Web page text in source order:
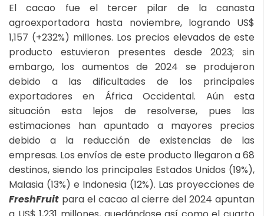
El cacao fue el tercer pilar de la canasta
agroexportadora hasta noviembre, logrando US$
1,157 (+232%) millones. Los precios elevados de este
producto estuvieron presentes desde 2023; sin
embargo, los aumentos de 2024 se produjeron
debido a las dificultades de los principales
exportadores en África Occidental. Aún esta
situación esta lejos de resolverse, pues las
estimaciones han apuntado a mayores precios
debido a la reducción de existencias de las
empresas. Los envíos de este producto llegaron a 68
destinos, siendo los principales Estados Unidos (19%),
Malasia (13%) e Indonesia (12%). Las proyecciones de
FreshFruit para el cacao al cierre del 2024 apuntan